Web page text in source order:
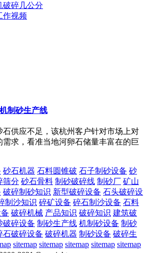
破碎几公分
作视频
制砂生产线
石供应不足，该杭州客户针对市场上对
需求，看准当地河卵石储量丰富在的巨
砂石机器 石料圆锥破 石子制砂设备 砂
筛分 砂石骨料 制砂破碎线 制砂厂 矿山
破碎制砂知识 新型破碎设备 石头破碎设
制沙知识 碎矿设备 碎石制沙设备 石料
破碎机械 产品知识 破碎知识 建筑破
破碎设备 制砂生产线 机制砂设备 制砂
石破碎设备 破碎机器 制砂设备 破碎生
sitemap sitemap sitemap sitemap sitemap